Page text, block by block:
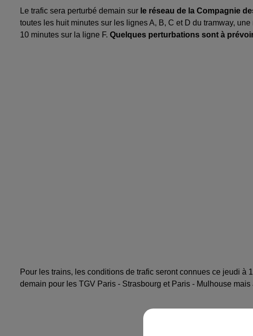
Le trafic sera perturbé demain sur le réseau de la Compagnie
toutes les huit minutes sur les lignes A, B, C et D du tramway,
10 minutes sur la ligne F. Quelques perturbations sont à
Pour les trains, les conditions de trafic seront connues ce jeudi à
demain pour les TGV Paris - Strasbourg et Paris - Mulhouse